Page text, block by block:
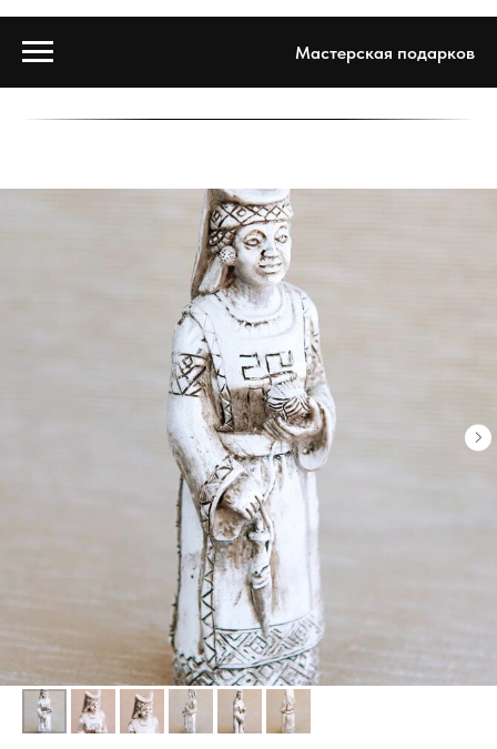
Мастерская подарков